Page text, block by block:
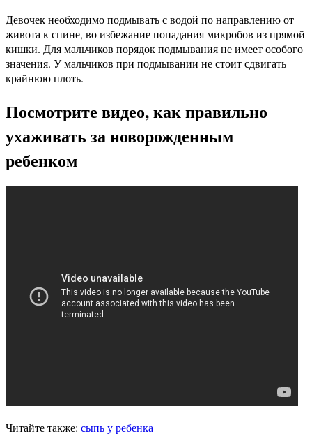
Девочек необходимо подмывать с водой по направлению от
живота к спине, во избежание попадания микробов из прямой
кишки. Для мальчиков порядок подмывания не имеет особого
значения. У мальчиков при подмывании не стоит сдвигать
крайнюю плоть.
Посмотрите видео, как правильно
ухаживать за новорожденным
ребенком
Читайте также: сыпь у ребенка